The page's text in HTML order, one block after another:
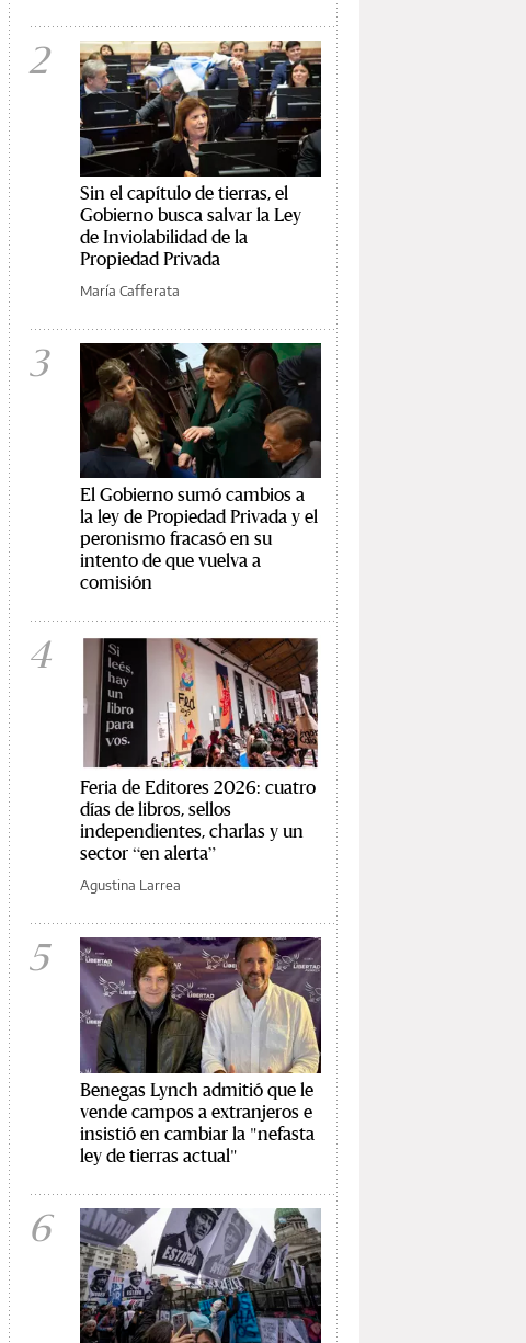
2
Sin el capítulo de tierras, el
Gobierno busca salvar la Ley
de Inviolabilidad de la
Propiedad Privada
María Cafferata
3
El Gobierno sumó cambios a
la ley de Propiedad Privada y el
peronismo fracasó en su
intento de que vuelva a
comisión
4
Feria de Editores 2026: cuatro
días de libros, sellos
independientes, charlas y un
sector “en alerta”
Agustina Larrea
5
Benegas Lynch admitió que le
vende campos a extranjeros e
insistió en cambiar la "nefasta
ley de tierras actual"
6